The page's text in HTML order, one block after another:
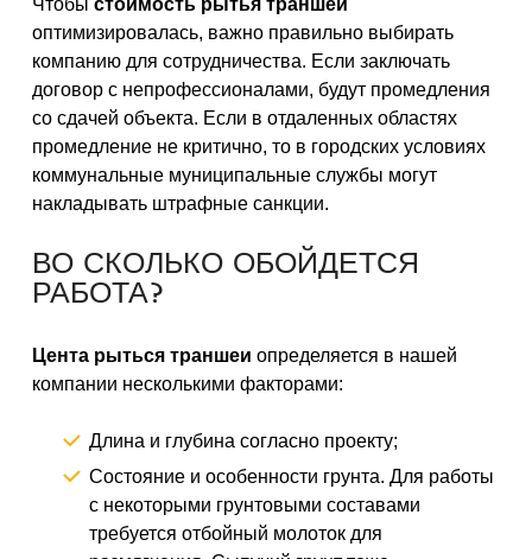
Чтобы стоимость рытья траншеи
оптимизировалась, важно правильно выбирать
компанию для сотрудничества. Если заключать
договор с непрофессионалами, будут промедления
со сдачей объекта. Если в отдаленных областях
промедление не критично, то в городских условиях
коммунальные муниципальные службы могут
накладывать штрафные санкции.
ВО СКОЛЬКО ОБОЙДЕТСЯ
РАБОТА?
Цента рыться траншеи определяется в нашей
компании несколькими факторами:
Длина и глубина согласно проекту;
Состояние и особенности грунта. Для работы
с некоторыми грунтовыми составами
требуется отбойный молоток для